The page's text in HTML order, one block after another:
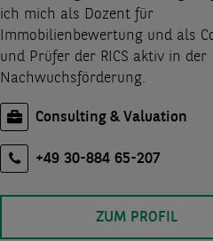
ich mich als Dozent für
Immobilienbewertung und als
und Prüfer der RICS aktiv in der
Nachwuchsförderung.
Consulting & Valuation
+49 30-884 65-207
ZUM PROFIL